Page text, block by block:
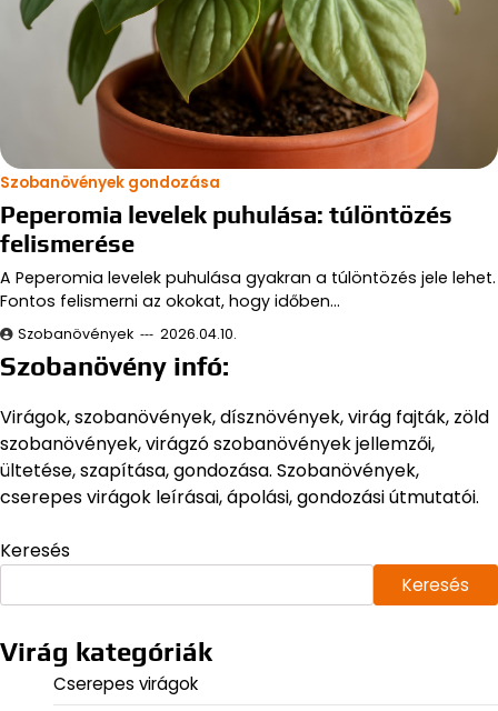
Szobanövények gondozása
Peperomia levelek puhulása: túlöntözés
felismerése
A Peperomia levelek puhulása gyakran a túlöntözés jele lehet.
Fontos felismerni az okokat, hogy időben…
Szobanövények 2026.04.10.
Szobanövény infó:
Virágok, szobanövények, dísznövények, virág fajták, zöld
szobanövények, virágzó szobanövények jellemzői,
ültetése, szapítása, gondozása. Szobanövények,
cserepes virágok leírásai, ápolási, gondozási útmutatói.
Keresés
Keresés
Virág kategóriák
Cserepes virágok